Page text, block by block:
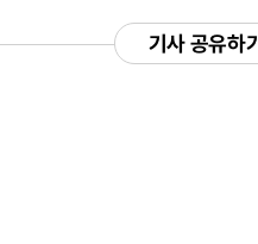
기사 공유하기